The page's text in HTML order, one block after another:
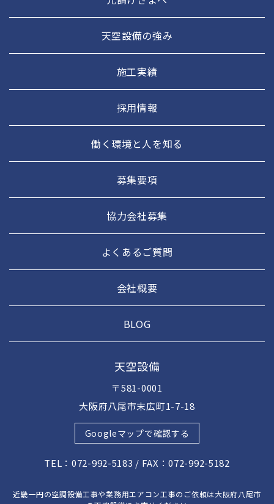
天空設備の強み
施工実績
採用情報
働く環境と人を知る
募集要項
協力会社募集
よくあるご質問
会社概要
BLOG
天空設備
〒581-0001
大阪府八尾市末広町1-7-18
Googleマップで確認する
TEL：072-992-5183 / FAX：072-992-5182
近畿一円の空調設備工事や業務用エアコン工事のご依頼は大阪府八尾市